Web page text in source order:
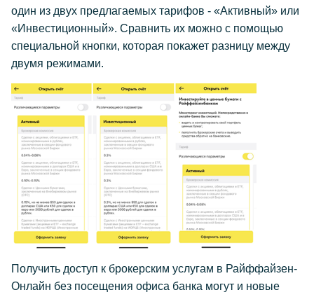
один из двух предлагаемых тарифов - «Активный» или
«Инвестиционный». Сравнить их можно с помощью
специальной кнопки, которая покажет разницу между
двумя режимами.
Получить доступ к брокерским услугам в Райффайзен-
Онлайн без посещения офиса банка могут и новые